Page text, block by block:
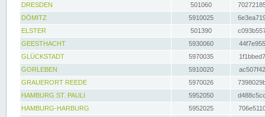
DRESDEN
501060
DÖMITZ
5910025
ELSTER
501390
GEESTHACHT
5930060
GLÜCKSTADT
5970035
GORLEBEN
5910020
GRAUERORT REEDE
5970026
HAMBURG ST. PAULI
5952050
HAMBURG-HARBURG
5952025